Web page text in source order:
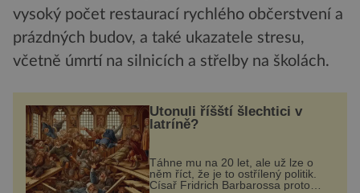
vysoký počet restaurací rychlého občerstvení a
prázdných budov, a také ukazatele stresu,
včetně úmrtí na silnicích a střelby na školách.
Utonuli říšští šlechtici v
latríně?
Táhne mu na 20 let, ale už lze o
něm říct, že je to ostřílený politik.
Císař Fridrich Barbarossa proto